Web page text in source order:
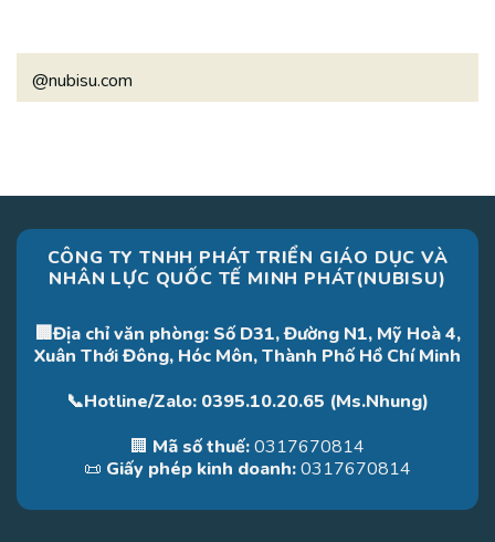
@nubisu.com
CÔNG TY TNHH PHÁT TRIỂN GIÁO DỤC VÀ
NHÂN LỰC QUỐC TẾ MINH PHÁT(NUBISU)
🏢Địa chỉ văn phòng: Số D31, Đường N1, Mỹ Hoà 4,
Xuân Thới Đông, Hóc Môn, Thành Phố Hồ Chí Minh
📞Hotline/Zalo: 0395.10.20.65 (Ms.Nhung)
🏢 Mã số thuế:0317670814
📜 Giấy phép kinh doanh:0317670814